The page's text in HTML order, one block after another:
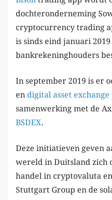
dochteronderneming
cryptocurrency trading
is sinds eind januari
bankrekeninghouders
In september 2019 is er
en digital asset exchange
samenwerking met de
BSDEX.
Deze initiatieven geven
wereld in Duitsland zich
handel in cryptovaluta en
Stuttgart Group en de